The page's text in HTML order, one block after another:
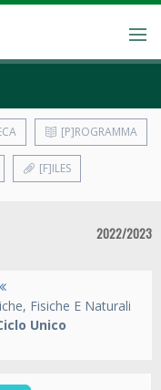
[P]ROGRAMMA
[F]ILES
2022/2023
Fisiche E Naturali
Unico